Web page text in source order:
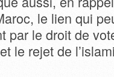
le lien qui
par le droit de
le rejet de